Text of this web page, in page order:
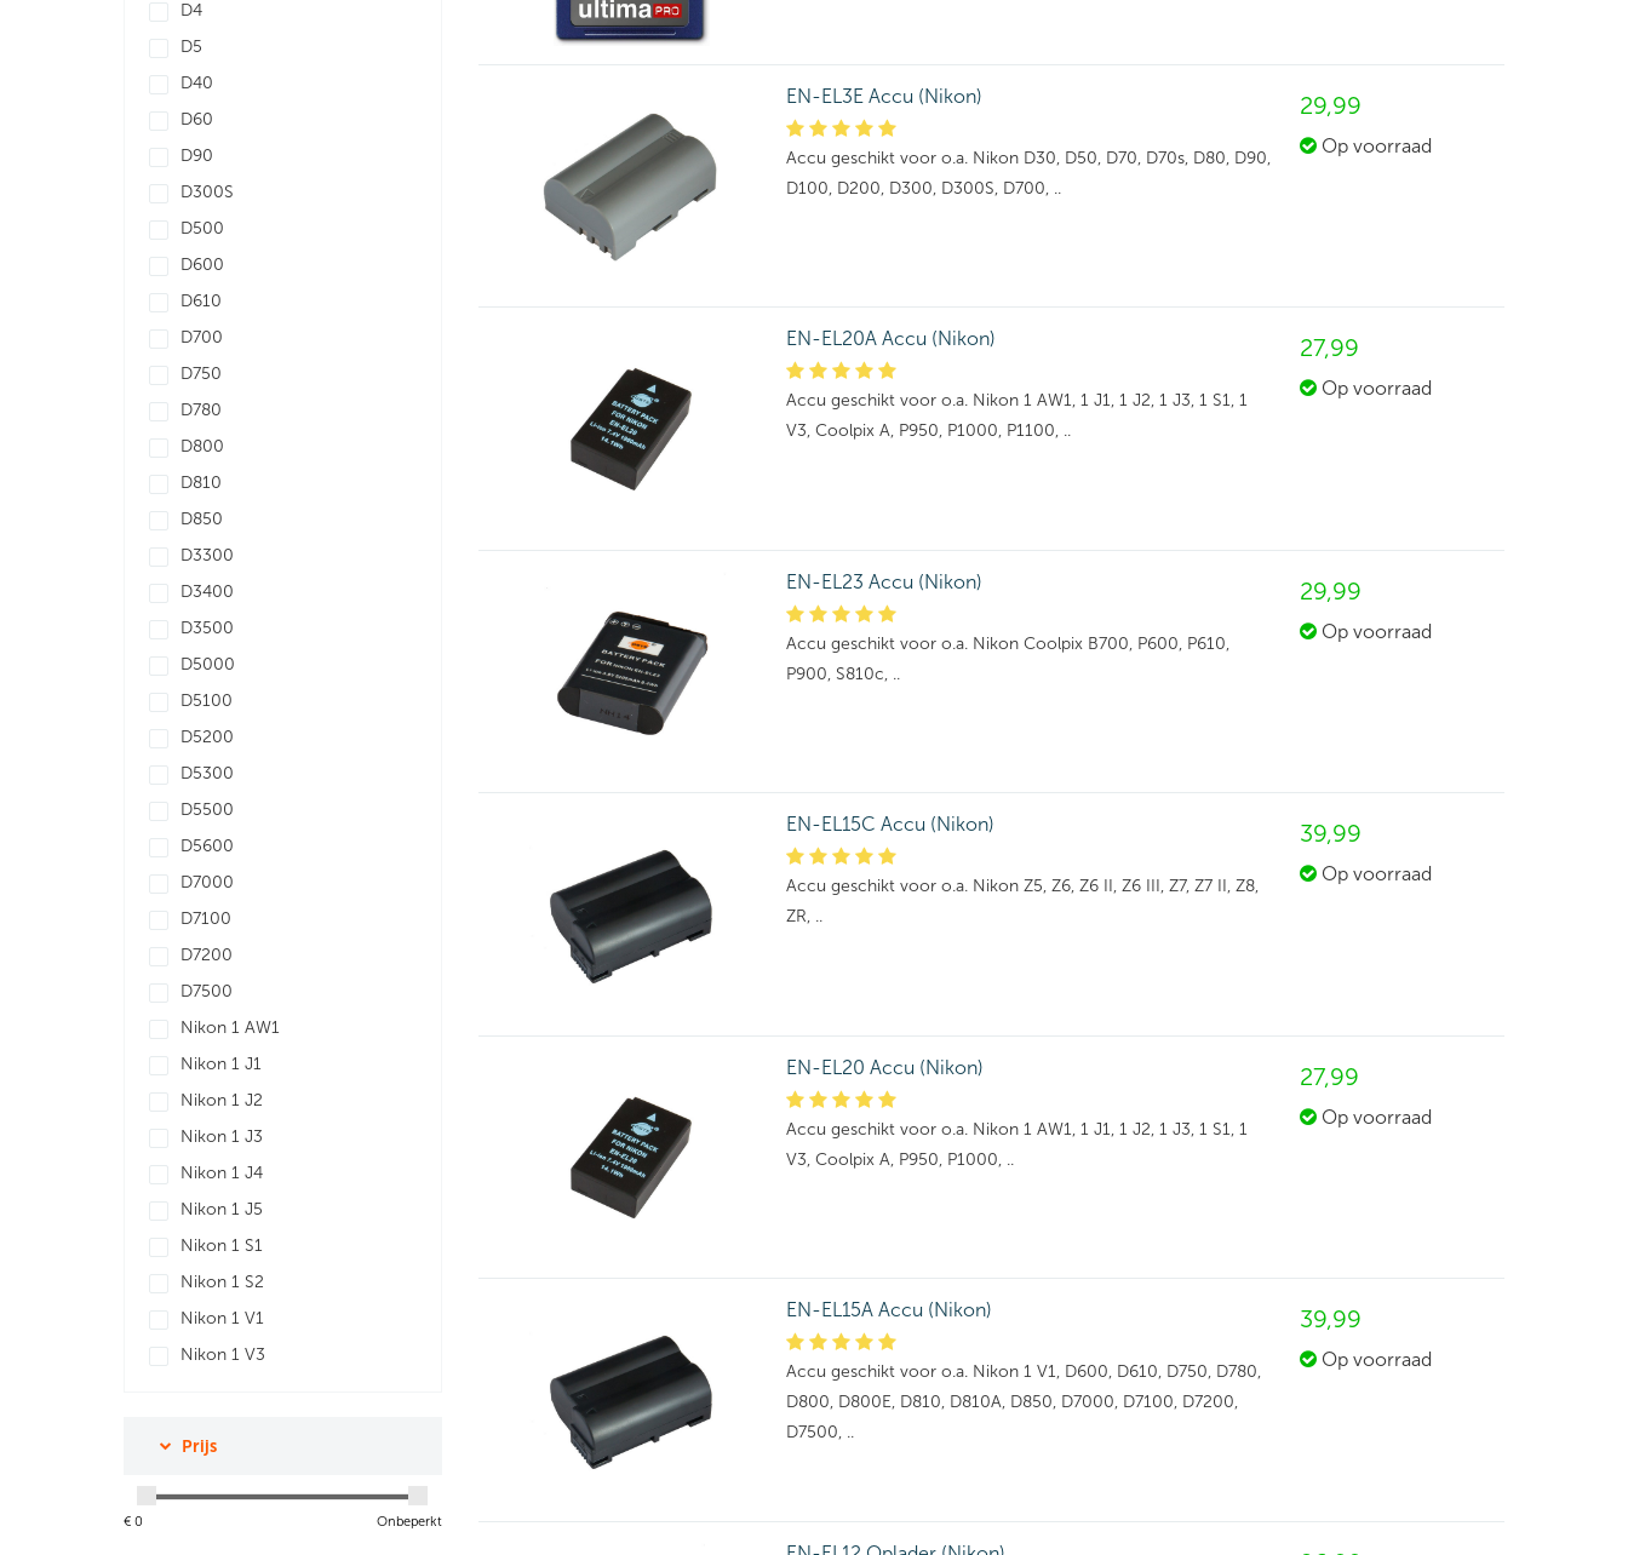
D4
D5
D40
D60
D90
D300S
D500
D600
D610
D700
D750
D780
D800
D810
D850
D3300
D3400
D3500
D5000
D5100
D5200
D5300
D5500
D5600
D7000
D7100
D7200
D7500
Nikon 1 AW1
Nikon 1 J1
Nikon 1 J2
Nikon 1 J3
Nikon 1 J4
Nikon 1 J5
Nikon 1 S1
Nikon 1 S2
Nikon 1 V1
Nikon 1 V3
Prijs
€ 0 Onbeperkt
EN-EL3E Accu (Nikon)
Accu geschikt voor o.a. Nikon D30, D50, D70, D70s, D80, D90,
D100, D200, D300, D300S, D700, ..
29,99
Op voorraad
EN-EL20A Accu (Nikon)
Accu geschikt voor o.a. Nikon 1 AW1, 1 J1, 1 J2, 1 J3, 1 S1, 1
V3, Coolpix A, P950, P1000, P1100, ..
27,99
Op voorraad
EN-EL23 Accu (Nikon)
Accu geschikt voor o.a. Nikon Coolpix B700, P600, P610,
P900, S810c, ..
29,99
Op voorraad
EN-EL15C Accu (Nikon)
Accu geschikt voor o.a. Nikon Z5, Z6, Z6 II, Z6 III, Z7, Z7 II, Z8,
ZR, ..
39,99
Op voorraad
EN-EL20 Accu (Nikon)
Accu geschikt voor o.a. Nikon 1 AW1, 1 J1, 1 J2, 1 J3, 1 S1, 1
V3, Coolpix A, P950, P1000, ..
27,99
Op voorraad
EN-EL15A Accu (Nikon)
Accu geschikt voor o.a. Nikon 1 V1, D600, D610, D750, D780,
D800, D800E, D810, D810A, D850, D7000, D7100, D7200,
D7500, ..
39,99
Op voorraad